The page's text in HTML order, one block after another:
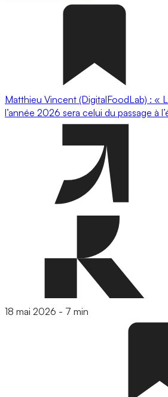
Matthieu Vincent (DigitalFoodLab) : «
l’année 2026 sera celui du passage à
18 mai 2026 - 7 min